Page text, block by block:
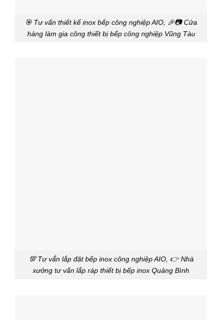
🎯 Tư vấn thiết kế inox bếp công nghiệp AIO, 🎉📷 Cửa
hàng làm gia công thiết bị bếp công nghiệp Vũng Tàu
💯 Tư vấ́n lắp đặt bếp inox công nghiệp AIO, 👉 Nhà
xưởng tư vấn lắp ráp thiết bị bếp inox Quảng Bình